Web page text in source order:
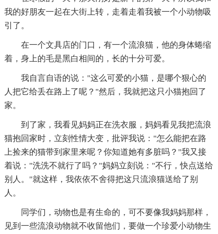
我的好朋友一起在大街上转，走着走着我被一个小动物吸
引了。
在一个文具店的门口，有一个流浪猫，他的身体蜷缩
着，身上的毛是黑白相间的，长的十分可爱。
我自言自语的说："这么可爱的小猫，是哪个狠心的
人把它给丢在路上了呢？"然后，我就把这只小猫抱回了
家。
到了家，我看见妈妈正在洗衣服，妈妈看见我把流浪
猫抱回家时，立刻性情大变，批评我说："怎么能把在路
上捡来的猫带到家里来呢？你知道她有多脏吗？"我又接
着说："洗洗不就行了吗？"妈妈立刻说："不行，快点送给
别人。"就这样，我依依不舍得把这只流浪猫送给了别
人。
同学们，动物也是有生命的，可不要像我妈妈那样，
见到一些流浪动物就不收留他们，要做一个珍爱小动物生